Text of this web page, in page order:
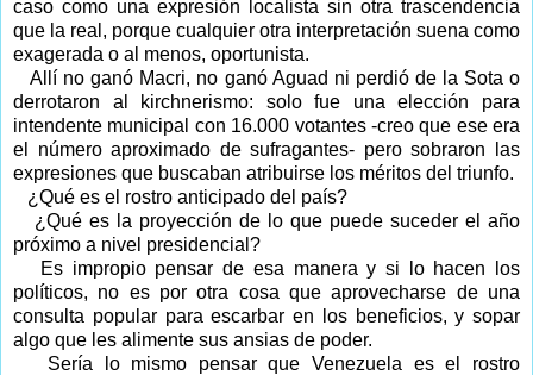
caso como una expresión localista sin otra trascendencia
que la real, porque cualquier otra interpretación suena como
exagerada o al menos, oportunista.
Allí no ganó Macri, no ganó Aguad ni perdió de la Sota o
derrotaron al kirchnerismo: solo fue una elección para
intendente municipal con 16.000 votantes -creo que ese era
el número aproximado de sufragantes- pero sobraron las
expresiones que buscaban atribuirse los méritos del triunfo.
¿Qué es el rostro anticipado del país?
¿Qué es la proyección de lo que puede suceder el año
próximo a nivel presidencial?
Es impropio pensar de esa manera y si lo hacen los
políticos, no es por otra cosa que aprovecharse de una
consulta popular para escarbar en los beneficios, y sopar
algo que les alimente sus ansias de poder.
Sería lo mismo pensar que Venezuela es el rostro